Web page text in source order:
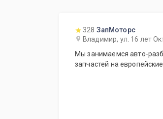
328 ЗапМоторс
Владимир, ул. 16 лет
Мы занимаемся авто-
запчастей на